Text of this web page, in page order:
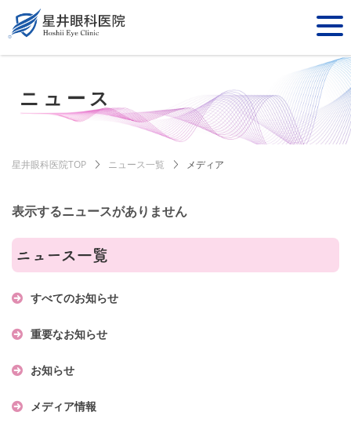
ニュース
星井眼科医院TOP ニュース一覧 メディア
表示するニュースがありません
ニュース一覧
すべてのお知らせ
重要なお知らせ
お知らせ
メディア情報